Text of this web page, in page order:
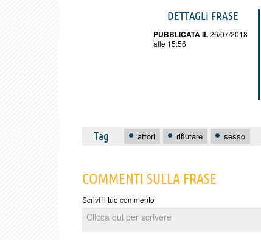
DETTAGLI FRASE
PUBBLICATA IL26/07/2018
alle 15:56
Tag attori rifiutare sesso
COMMENTI SULLA FRASE
Scrivi il tuo commento